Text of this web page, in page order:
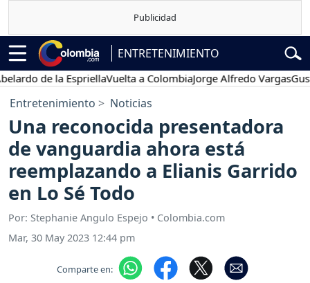
ENTRETENIMIENTO
de la EspriellaVuelta a ColombiaJorge Alfredo VargasGustavo
Entretenimiento Noticias
Una reconocida presentadora
de vanguardia ahora está
reemplazando a Elianis Garrido
en Lo Sé Todo
Por: Stephanie Angulo Espejo • Colombia.com
Mar, 30 May 2023 12:44 pm
Comparte en: